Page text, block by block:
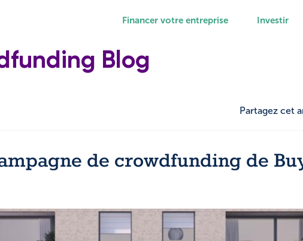
Financer votre entreprise Investir
Blog
Partagez cet
de crowdfunding de